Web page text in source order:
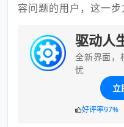
容问题的用户，这一步
驱动人
全新界面，
忧
立
好评率97%